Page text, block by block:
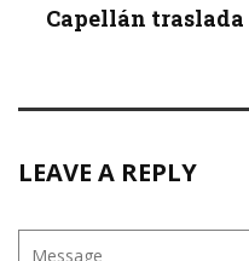
Capellán traslada
LEAVE A REPLY